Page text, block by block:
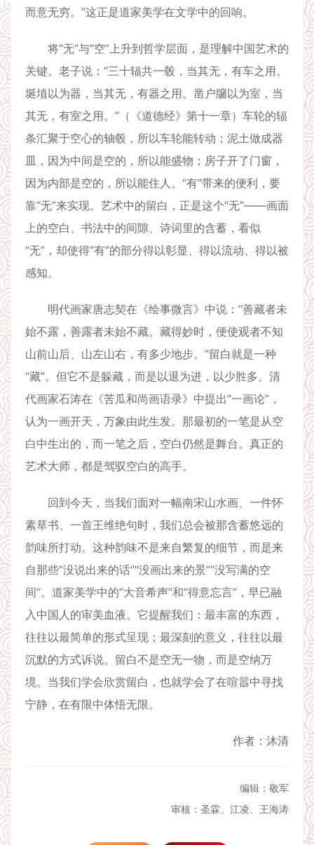
而意无穷。”这正是道家美学在文学中的回响。
将“无”与“空”上升到哲学层面，是理解中国艺术的
关键。老子说：“三十辐共一毂，当其无，有车之用。
埏埴以为器，当其无，有器之用。凿户牖以为室，当
其无，有室之用。”（《道德经》第十一章）车轮的辐
条汇聚于空心的轴毂，所以车轮能转动；泥土做成器
皿，因为中间是空的，所以能盛物；房子开了门窗，
因为内部是空的，所以能住人。“有”带来的便利，要
靠“无”来实现。艺术中的留白，正是这个“无”——画面
上的空白、书法中的间隙、诗词里的含蓄，看似
“无”，却使得“有”的部分得以彰显、得以流动、得以被
感知。
明代画家唐志契在《绘事微言》中说：“善藏者未
始不露，善露者未始不藏。藏得妙时，便使观者不知
山前山后、山左山右，有多少地步。”留白就是一种
“藏”。但它不是躲藏，而是以退为进，以少胜多。清
代画家石涛在《苦瓜和尚画语录》中提出“一画论”，
认为一画开天，万象由此生发。那最初的一笔是从空
白中生出的，而一笔之后，空白仍然是舞台。真正的
艺术大师，都是驾驭空白的高手。
回到今天，当我们面对一幅南宋山水画、一件怀
素草书、一首王维绝句时，我们总会被那含蓄悠远的
韵味所打动。这种韵味不是来自繁复的细节，而是来
自那些“没说出来的话”“没画出来的景”“没写满的空
间”。道家美学中的“大音希声”和“得意忘言”，早已融
入中国人的审美血液。它提醒我们：最丰富的东西，
往往以最简单的形式呈现；最深刻的意义，往往以最
沉默的方式诉说。留白不是空无一物，而是空纳万
境。当我们学会欣赏留白，也就学会了在喧嚣中寻找
宁静，在有限中体悟无限。
作者：沐清
编辑：敬军
审核：圣霖、江凌、王海涛